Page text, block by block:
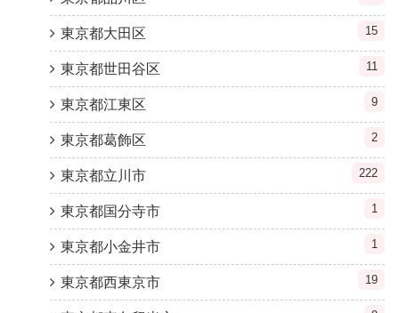
東京都大田区 15
東京都世田谷区 11
東京都江東区 9
東京都葛飾区 2
東京都立川市 222
東京都国分寺市 1
東京都小金井市 1
東京都西東京市 19